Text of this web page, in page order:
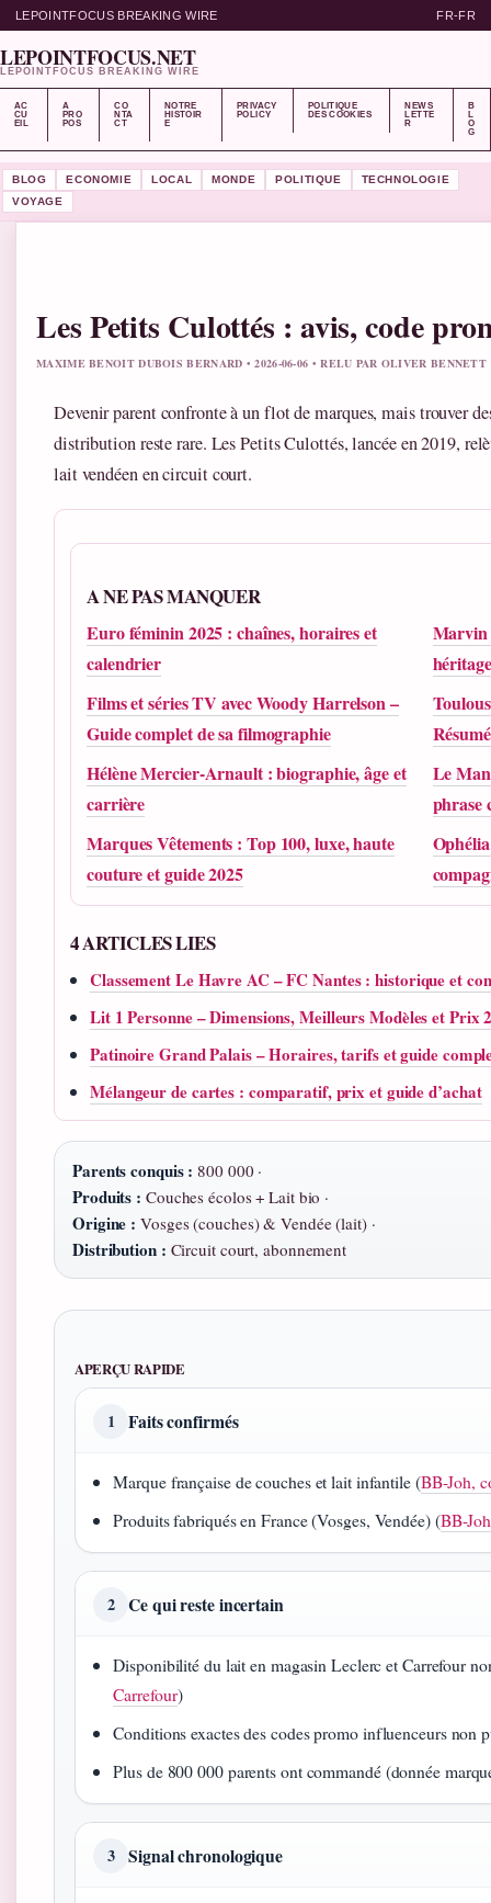
LEPOINTFOCUS BREAKING WIRE FR-FR
LEPOINTFOCUS.NET
LEPOINTFOCUS BREAKING WIRE
AC
CU
EIL
A
PRO
POS
CO
NTA
CT
NOTRE
HISTOIR
E
PRIVACY
POLICY
POLITIQUE
DES COOKIES
NEWS
LETTE
R
B
L
O
G
BLOG ECONOMIE LOCAL MONDE POLITIQUE
TECHNOLOGIE
VOYAGE
Les Petits Culottés : avis, code
MAXIME BENOIT DUBOIS BERNARD • 2026-06-06 • RELU PAR OLIVER BENNETT
Devenir parent confronte à un flot de marques, mais trouver
distribution reste rare. Les Petits Culottés, lancée en 2019,
lait vendéen en circuit court.
A NE PAS MANQUER
Euro féminin 2025 : chaînes, horaires et
calendrier
Marvin
Films et séries TV avec Woody Harrelson –
Guide complet de sa filmographie
Hélène Mercier-Arnault : biographie, âge et
carrière
Le
phrase
Marques Vêtements : Top 100, luxe, haute
couture et guide 2025
4 ARTICLES LIES
Classement Le Havre AC – FC Nantes : historique et
Lit 1 Personne – Dimensions, Meilleurs Modèles et Prix
Patinoire Grand Palais – Horaires, tarifs et guide
Mélangeur de cartes : comparatif, prix et guide d’achat
Parents conquis : 800 000 ·
Produits : Couches écolos + Lait bio ·
Origine : Vosges (couches) & Vendée (lait) ·
Distribution : Circuit court, abonnement
APERÇU RAPIDE
1 Faits confirmés
Marque française de couches et lait infantile (BB-Joh,
Produits fabriqués en France (Vosges, Vendée) (BB-Joh
2 Ce qui reste incertain
Disponibilité du lait en magasin Leclerc et Carrefour
Carrefour)
Conditions exactes des codes promo influenceurs non
Plus de 800 000 parents ont commandé (donnée
3 Signal chronologique